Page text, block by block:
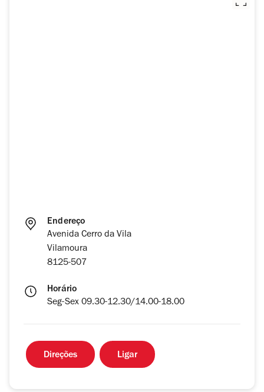
Endereço
Avenida Cerro da Vila
Vilamoura
8125-507
Horário
Seg-Sex 09.30-12.30/14.00-18.00
Direções Ligar